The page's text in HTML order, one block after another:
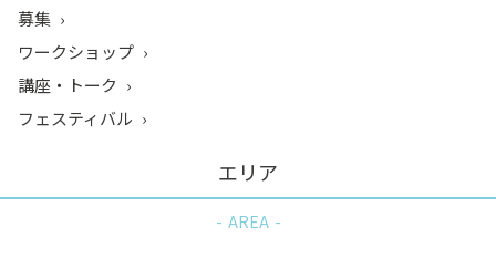
募集
ワークショップ
講座・トーク
フェスティバル
エリア
AREA